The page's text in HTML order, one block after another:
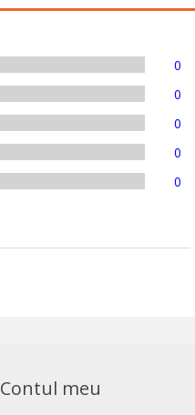
0
0
0
0
0
Contul meu